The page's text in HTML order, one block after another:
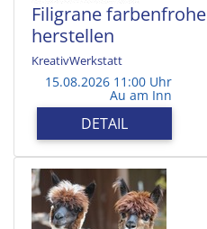
Filigrane
herstellen
KreativWerkstatt
15.08.2026 11:00 Uhr
Au am Inn
DETAIL